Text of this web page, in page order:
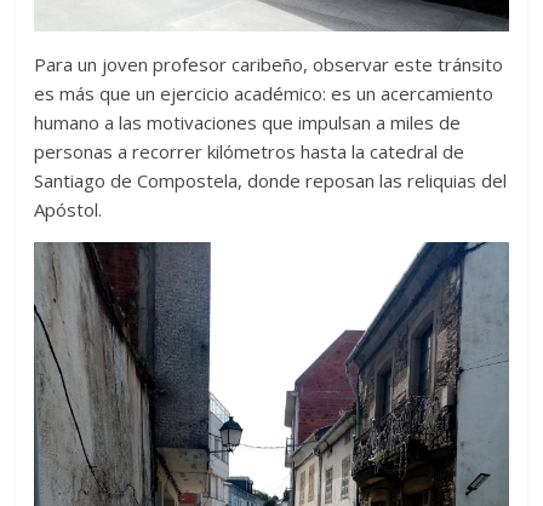
Para un joven profesor caribeño, observar este tránsito
es más que un ejercicio académico: es un acercamiento
humano a las motivaciones que impulsan a miles de
personas a recorrer kilómetros hasta la catedral de
Santiago de Compostela, donde reposan las reliquias del
Apóstol.